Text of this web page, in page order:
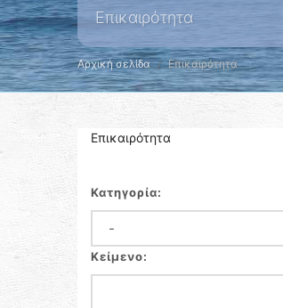
Επικαιρότητα
Αρχική σελίδα Επικαιρότητα
Επικαιρότητα
Κατηγορία:
Κείμενο: